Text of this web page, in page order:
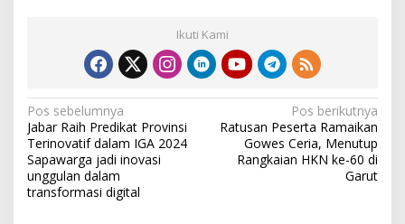
Ikuti Kami
N
a
v
i
Pos sebelumnya
Jabar Raih Predikat Provinsi
Terinovatif dalam IGA 2024
Sapawarga jadi inovasi
unggulan dalam
transformasi digital
Pos berikutnya
Ratusan Peserta Ramaikan
Gowes Ceria, Menutup
Rangkaian HKN ke-60 di
Garut